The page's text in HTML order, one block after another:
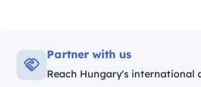
Partner with us
Reach Hungary's international